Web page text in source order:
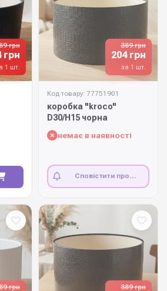
грн
грн
1 шт.
389 грн
204 грн
за 1 шт.
Код товару: 77751901
коробка "kroco"
D30/H15 чорна
немає в наявності
Сповістити про
грн 389 грн